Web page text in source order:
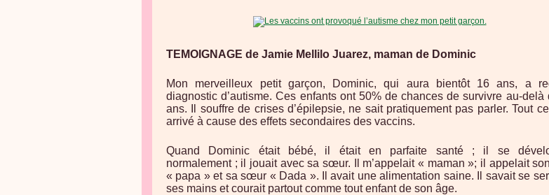
TEMOIGNAGE de Jamie Mellilo Juarez, maman de Dominic
Mon merveilleux petit garçon, Dominic, qui aura bientôt 16 ans, a
diagnostic d’autisme. Ces enfants ont 50% de chances de survivre au-delà
ans. Il souffre de crises d’épilepsie, ne sait pratiquement pas parler. Tout
arrivé à cause des effets secondaires des vaccins.
Quand Dominic était bébé, il était en parfaite santé ; il se
normalement ; il jouait avec sa sœur. Il m’appelait « maman »; il appelait
« papa » et sa sœur « Dada ». Il avait une alimentation saine. Il savait se
ses mains et courait partout comme tout enfant de son âge.